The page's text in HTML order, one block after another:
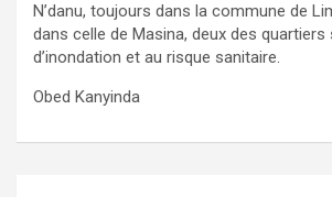
N’danu, toujours dans la commune de
dans celle de Masina, deux des
d’inondation et au risque sanitaire.
Obed Kanyinda